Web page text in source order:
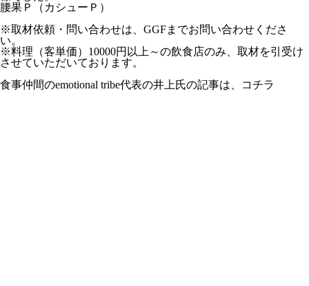
腰果Ｐ（カシューＰ）
※取材依頼・問い合わせは、GGFまでお問い合わせくださ
い。
※料理（客単価）10000円以上～の飲食店のみ、取材を引受け
させていただいております。
食事仲間のemotional tribe代表の井上氏の記事は、コチラ